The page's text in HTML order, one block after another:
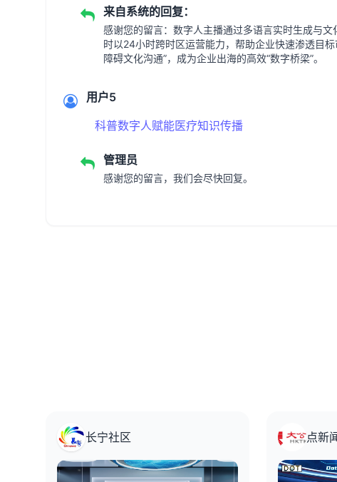
来自系统的回复：
感谢您的留言：数字人主播通过多语言实时生成与
时以24小时跨时区运营能力，帮助企业快速渗透目
障碍文化沟通”，成为企业出海的高效“数字桥梁”。
用户5
科普数字人赋能医疗知识传播
管理员
感谢您的留言，我们会尽快回复。
长宁社区 点新